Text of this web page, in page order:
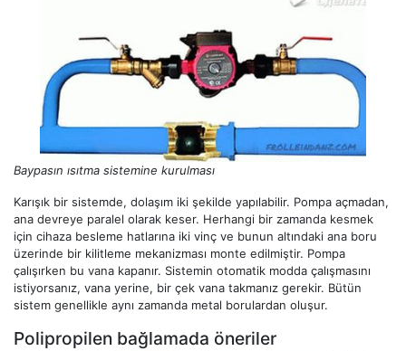
Baypasın ısıtma sistemine kurulması
Karışık bir sistemde, dolaşım iki şekilde yapılabilir. Pompa açmadan,
ana devreye paralel olarak keser. Herhangi bir zamanda kesmek
için cihaza besleme hatlarına iki vinç ve bunun altındaki ana boru
üzerinde bir kilitleme mekanizması monte edilmiştir. Pompa
çalışırken bu vana kapanır. Sistemin otomatik modda çalışmasını
istiyorsanız, vana yerine, bir çek vana takmanız gerekir. Bütün
sistem genellikle aynı zamanda metal borulardan oluşur.
Polipropilen bağlamada öneriler